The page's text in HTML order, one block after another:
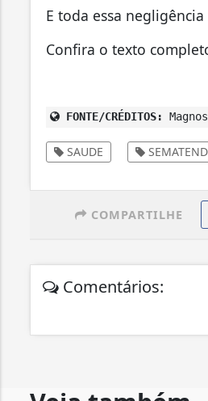
E toda essa
Confira o texto
FONTE/CRÉDITOS:
SAUDE
COMPARTILHE
Comentários: